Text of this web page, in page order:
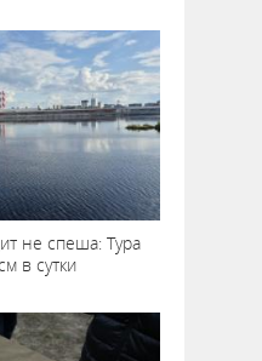
не спеша: Тура
в сутки